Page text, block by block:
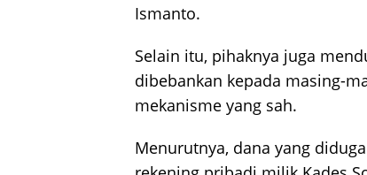
Ismanto.
Selain itu, pihaknya juga
dibebankan kepada masing-
mekanisme yang sah.
Menurutnya, dana yang